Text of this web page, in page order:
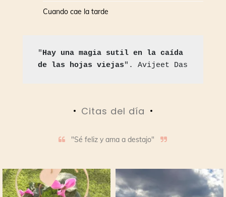
Cuando cae la tarde
"Hay una magia sutil en la caída
de las hojas viejas". Avijeet Das
Citas del día
"Sé feliz y ama a destajo"